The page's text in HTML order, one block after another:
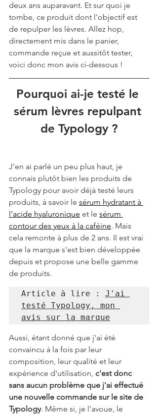
deux ans auparavant. Et sur quoi je
tombe, ce produit dont l'objectif est
de repulper les lèvres. Allez hop,
directement mis dans le panier,
commande reçue et aussitôt tester,
voici donc mon avis ci-dessous !
Pourquoi ai-je testé le
sérum lèvres repulpant
de Typology ?
J'en ai parlé un peu plus haut, je
connais plutôt bien les produits de
Typology pour avoir déjà testé leurs
produits, à savoir le sérum hydratant à
l'acide hyaluronique et le sérum
contour des yeux à la caféine. Mais
cela remonte à plus de 2 ans. Il est vrai
que la marque s'est bien développée
depuis et propose une belle gamme
de produits.
Article à lire : J'ai
testé Typology, mon
avis sur la marque
Aussi, étant donné que j'ai été
convaincu à la fois par leur
composition, leur qualité et leur
expérience d'utilisation, c'est donc
sans aucun problème que j'ai effectué
une nouvelle commande sur le site de
Typology. Même si, je l'avoue, le